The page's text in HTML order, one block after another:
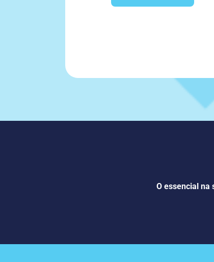
O essencial na